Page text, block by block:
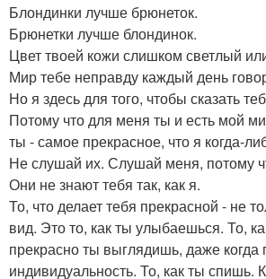
Блондинки лучше брюнеток.
Брюнетки лучше блондинок.
Цвет твоей кожи слишком светлый
Мир тебе неправду каждый день
Но я здесь для того, чтобы сказать
Потому что для меня ты и есть мой
ты - самое прекрасное, что я когда-
Не слушай их. Слушай меня, потому
Они не знают тебя так, как я.
То, что делает тебя прекрасной - не
вид. Это то, как ты улыбаешься. То,
прекрасно ты выглядишь, даже когда
индивидуальность. То, как ты спишь.